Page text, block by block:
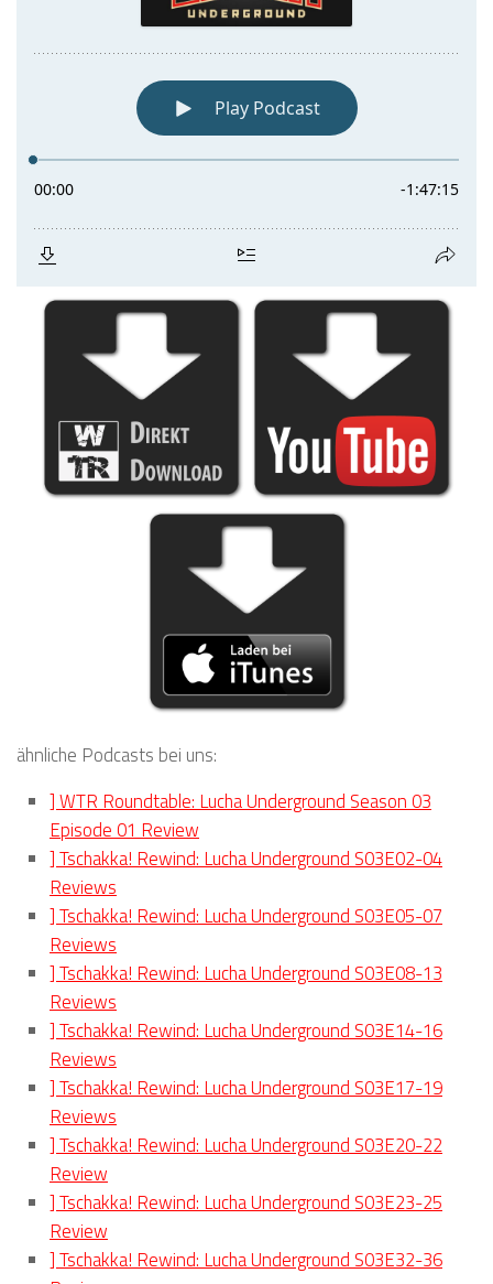
ähnliche Podcasts bei uns:
] WTR Roundtable: Lucha Underground Season 03
Episode 01 Review
] Tschakka! Rewind: Lucha Underground S03E02-04
Reviews
] Tschakka! Rewind: Lucha Underground S03E05-07
Reviews
] Tschakka! Rewind: Lucha Underground S03E08-13
Reviews
] Tschakka! Rewind: Lucha Underground S03E14-16
Reviews
] Tschakka! Rewind: Lucha Underground S03E17-19
Reviews
] Tschakka! Rewind: Lucha Underground S03E20-22
Review
] Tschakka! Rewind: Lucha Underground S03E23-25
Review
] Tschakka! Rewind: Lucha Underground S03E32-36